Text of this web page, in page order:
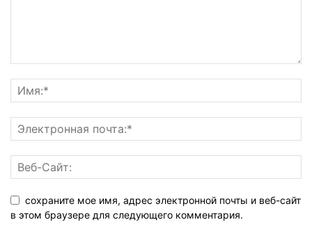
сохраните мое имя, адрес электронной почты и веб-сайт
в этом браузере для следующего комментария.